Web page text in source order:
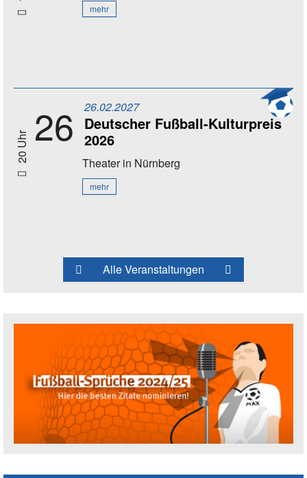
mehr
20 Uhr 26 26.02.2027
Deutscher Fußball-Kulturpreis
2026
Theaterin Nürnberg
mehr
Alle Veranstaltungen